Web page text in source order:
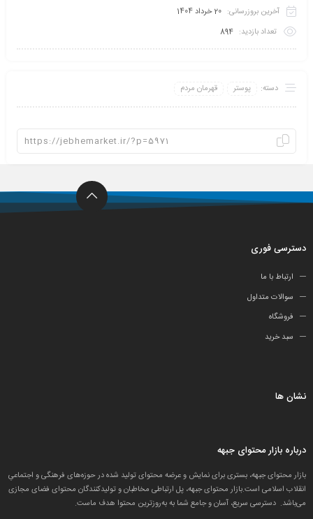
آخرین بروزرسانی: 20 خرداد 1404
تعداد بازدید: 894
دسته: پوستر قهرمان مردم
دسترسی فوری
ارتباط با ما
سوالات متداول
فروشگاه
سبد خرید
نشان ها
درباره بازار محتوای جبهه
بازار محتوای جبهه، بستری برای نمایش و عرضه محتوای تولید شده در حوزه‌های فرهنگی و اجتماعیِ
انقلاب اسلامی است.بازار محتوای جبهه، پل ارتباطی مخاطبان و تولید‌کنندگان محتوای فضای مجازی
می‌باشد. دسترسی سریع، آسان و جامع شما به به‌روزترین محتوا هدف ماست.